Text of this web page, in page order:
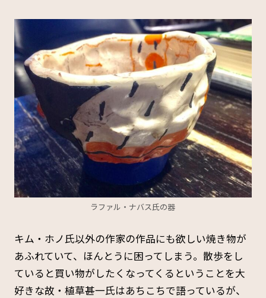
ラファル・ナバス氏の器
キム・ホノ氏以外の作家の作品にも欲しい焼き物が
あふれていて、ほんとうに困ってしまう。散歩をし
ていると買い物がしたくなってくるということを大
好きな故・植草甚一氏はあちこちで語っているが、